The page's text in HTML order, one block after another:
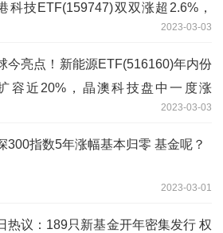
科技ETF(159747)双双涨超2.6%，
2023-03-03
今亮点！新能源ETF(516160)年内份
容近20%，晶澳科技盘中一度涨
2023-03-03
300指数5年涨幅基本归零 基金呢？
2023-03-01
热议：189只新基金开年密集发行 权